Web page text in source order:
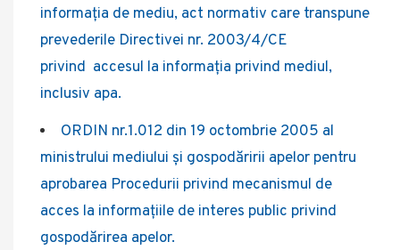
informaţia de mediu, act normativ care transpune
prevederile Directivei nr. 2003/4/CE
privind accesul la informaţia privind mediul,
inclusiv apa.
ORDIN nr.1.012 din 19 octombrie 2005 al
ministrului mediului şi gospodăririi apelor pentru
aprobarea Procedurii privind mecanismul de
acces la informaţiile de interes public privind
gospodărirea apelor.